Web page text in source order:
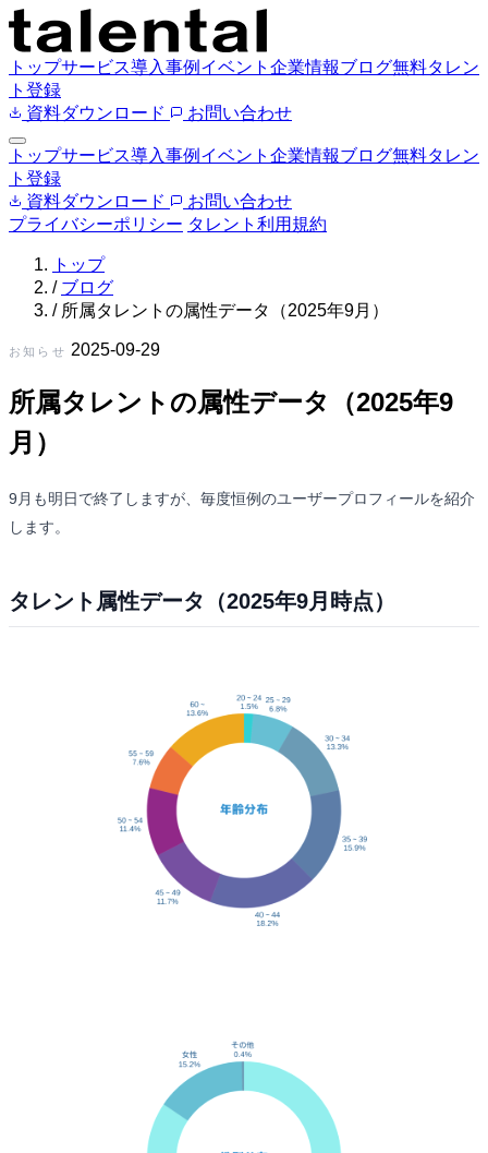
トップサービス導入事例 イベント 企業情報ブログ無料タレン
ト登録
資料ダウンロード
お問い合わせ
トップサービス導入事例 イベント 企業情報ブログ無料タレン
ト登録
資料ダウンロード
お問い合わせ
プライバシーポリシー タレント利用規約
トップ
/ ブログ
/ 所属タレントの属性データ（2025年9月）
お知らせ 2025-09-29
所属タレントの属性データ（2025年9
月）
9月も明日で終了しますが、毎度恒例のユーザープロフィールを紹介
します。
タレント属性データ（2025年9月時点）